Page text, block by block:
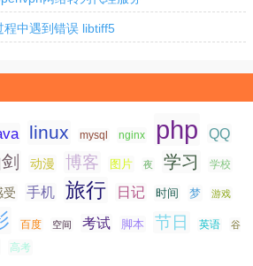
程中遇到错误 libtiff5
linux mysql nginx php QQ
动漫 博客 图片 夜 学习 学校
受 手机 旅行 日记 时间 梦 游戏
百度 空间 考试 脚本 节日 英语 谷
高考